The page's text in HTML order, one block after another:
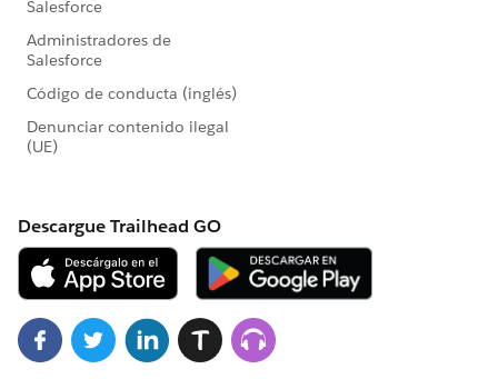
※こちらでの回答はあくまで社員もしくは有識者の
「アドバイス」となります。正式な回答が必要な場
合はケース起票をお願いします。